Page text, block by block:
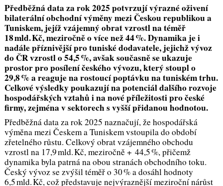
Předběžná data za rok 2025 potvrzují výrazné oživení
bilaterální obchodní výměny mezi Českou republikou a
Tuniskem, jejíž vzájemný obrat vzrostl na téměř
18 mld. Kč, meziročně o více než 44 %. Dynamika je i
nadále příznivější pro tuniské dodavatele, jejichž vývoz
do ČR vzrostl o 54,5 %, avšak současně se ukazuje
prostor pro posílení českého vývozu, který stoupl o
29,8 % a reaguje na rostoucí poptávku na tuniském trhu.
Celkové výsledky poukazují na potenciál dalšího rozvoje
hospodářských vztahů i na nové příležitosti pro české
firmy, zejména v sektorech s vyšší přidanou hodnotou.
Předběžná data za rok 2025 naznačují, že hospodářská
výměna mezi Českem a Tuniskem vstoupila do období
zřetelného růstu. Celkový obrat vzájemného obchodu
vzrostl na 17,9 mld. Kč, meziročně + 44,5 %, přičemž
dynamika byla patrná na obou stranách obchodního toku.
Český vývoz se zvýšil téměř o 30 % a dosáhl hodnoty
6,5 mld. Kč, což představuje nejvýraznější meziroční nárůst